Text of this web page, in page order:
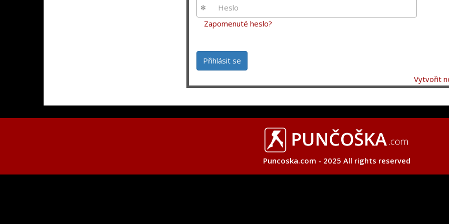
Zapomenuté heslo?
Přihlásit se
Vytvořit
Puncoska.com - 2025 All rights reserved